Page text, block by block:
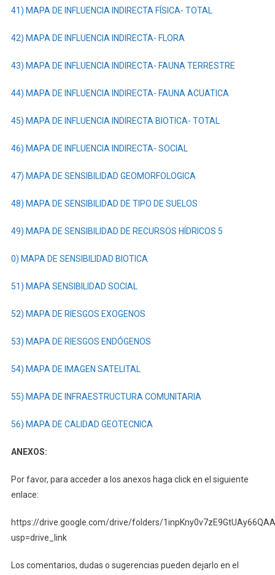
41) MAPA DE INFLUENCIA INDIRECTA FÍSICA- TOTAL
42) MAPA DE INFLUENCIA INDIRECTA- FLORA
43) MAPA DE INFLUENCIA INDIRECTA- FAUNA TERRESTRE
44) MAPA DE INFLUENCIA INDIRECTA- FAUNA ACUATICA
45) MAPA DE INFLUENCIA INDIRECTA BIOTICA- TOTAL
46) MAPA DE INFLUENCIA INDIRECTA- SOCIAL
47) MAPA DE SENSIBILIDAD GEOMORFOLOGICA
48) MAPA DE SENSIBILIDAD DE TIPO DE SUELOS
49) MAPA DE SENSIBILIDAD DE RECURSOS HÍDRICOS 5
0) MAPA DE SENSIBILIDAD BIOTICA
51) MAPA SENSIBILIDAD SOCIAL
52) MAPA DE RIESGOS EXOGENOS
53) MAPA DE RIESGOS ENDÓGENOS
54) MAPA DE IMAGEN SATELITAL
55) MAPA DE INFRAESTRUCTURA COMUNITARIA
56) MAPA DE CALIDAD GEOTECNICA
ANEXOS:
Por favor, para acceder a los anexos haga click en el siguiente
enlace:
https://drive.google.com/drive/folders/
usp=drive_link
Los comentarios, dudas o sugerencias pueden dejarlo en el